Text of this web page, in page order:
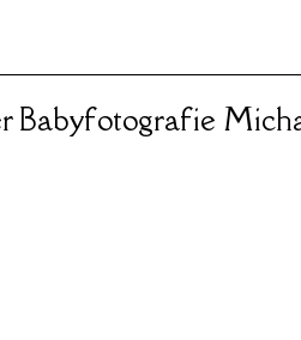
Babyfotografie